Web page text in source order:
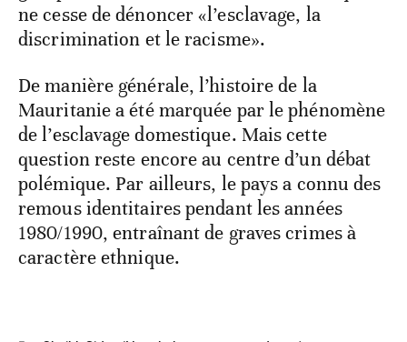
ne cesse de dénoncer «l’esclavage, la
discrimination et le racisme».
De manière générale, l’histoire de la
Mauritanie a été marquée par le phénomène
de l’esclavage domestique. Mais cette
question reste encore au centre d’un débat
polémique. Par ailleurs, le pays a connu des
remous identitaires pendant les années
1980/1990, entraînant de graves crimes à
caractère ethnique.